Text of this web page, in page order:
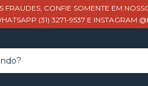
FRAUDES, CONFIE SOMENTE EM
(31) 3271-9537 E INSTAGRAM